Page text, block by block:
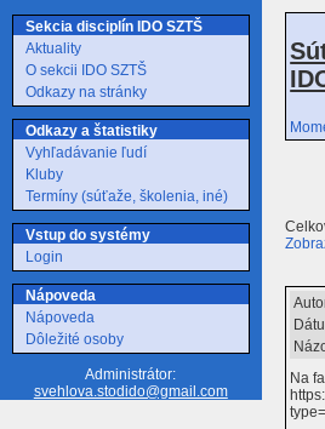
Sekcia disciplín IDO SZTŠ
Aktuality
O sekcii IDO SZTŠ
Odkazy na stránky
Odkazy a štatistiky
Vyhľadávanie ľudí
Kluby
Termíny (súťaže, školenia, iné)
Vstup do systémy
Login
Nápoveda
Nápoveda
Dôležité osoby
Administrátor:
svehlova.stodido@gmail.com
Na